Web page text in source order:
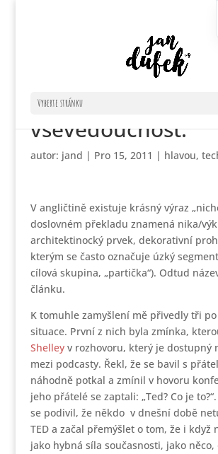
Vyberte stránku
Niche (nika) a
vševědoucnost.
autor: jand | Pro 15, 2011 | hlavou,
V angličtině existuje krásný výraz
doslovném překladu znamená nika/
architektinocký prvek, dekorativní
kterým se často označuje úzký
cílová skupina, „partička“). Odtud
článku.
K tomuhle zamyšlení mě přivedly tři
situace. První z nich byla zmínka,
Shelleyv rozhovoru, který je dostupný
mezi podcasty. Řekl, že se bavil s
náhodně potkal a zmínil v hovoru
jeho přátelé se zaptali: „Ted? Co je
se podivil, že někdo v dnešní době
TED a začal přemýšlet o tom, že i když
jako hybná síla současnosti, jako něco,